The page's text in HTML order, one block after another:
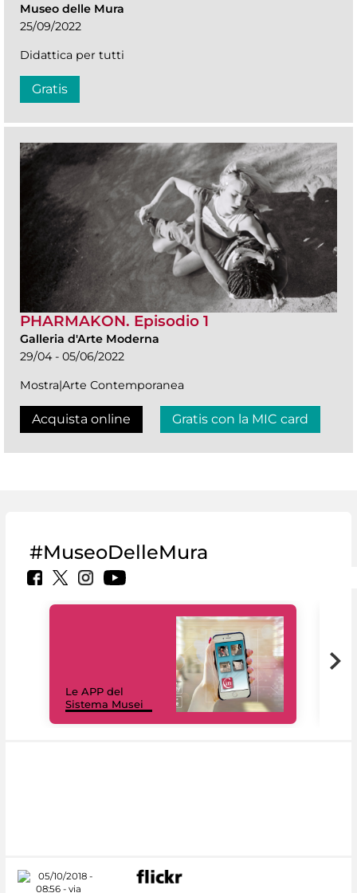
Museo delle Mura
25/09/2022
Didattica per tutti
Gratis
PHARMAKON. Episodio 1
Galleria d'Arte Moderna
29/04 - 05/06/2022
Mostra|Arte Contemporanea
Acquista online Gratis con la MIC card
#MuseoDelleMura
Le APP del
Sistema Musei